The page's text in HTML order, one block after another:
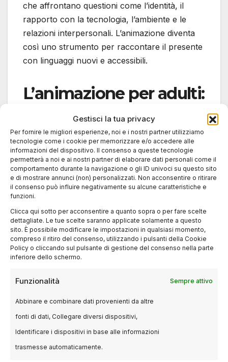
Gestisci la tua privacy
Per fornire le migliori esperienze, noi e i nostri partner utilizziamo
tecnologie come i cookie per memorizzare e/o accedere alle
informazioni del dispositivo. Il consenso a queste tecnologie
permetterà a noi e ai nostri partner di elaborare dati personali come il
comportamento durante la navigazione o gli ID univoci su questo sito
e di mostrare annunci (non) personalizzati. Non acconsentire o ritirare
il consenso può influire negativamente su alcune caratteristiche e
funzioni.
Clicca qui sotto per acconsentire a quanto sopra o per fare scelte
dettagliate. Le tue scelte saranno applicate solamente a questo
sito. È possibile modificare le impostazioni in qualsiasi momento,
compreso il ritiro del consenso, utilizzando i pulsanti della Cookie
Policy o cliccando sul pulsante di gestione del consenso nella parte
inferiore dello schermo.
Funzionalità Sempre attivo
Abbinare e combinare dati provenienti da altre
fonti di dati, Collegare diversi dispositivi,
Identificare i dispositivi in base alle informazioni
trasmesse automaticamente.
che affrontano questioni come l’identità, il
rapporto con la tecnologia, l’ambiente e le
relazioni interpersonali. L’animazione diventa
così uno strumento per raccontare il presente
con linguaggi nuovi e accessibili.
L’animazione per adulti:
una tendenza
consolidata
Negli ultimi anni si è affermata con forza
l’animazione per adulti, non solo in ambito
televisivo ma anche al cinema. Il 2026
affrontano temi complessi e utilizzano un
linguaggio visivo sofisticato. Le produzioni
destinate a un pubblico maturo si distinguono
per la qualità della scrittura, la profondità dei
mezzo espressivo capace di superare i limiti
del live action.
Questa evoluzione riflette un cambiamento